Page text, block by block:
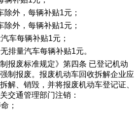
外，每辆补贴1元；
外，每辆补贴1元；
车每辆补贴1元；
排量汽车每辆补贴1元。
报废标准规定》第四条 已登记机动
制报废。报废机动车回收拆解企业应
解、销毁，并将报废机动车登记证、
交通管理部门注销：
；